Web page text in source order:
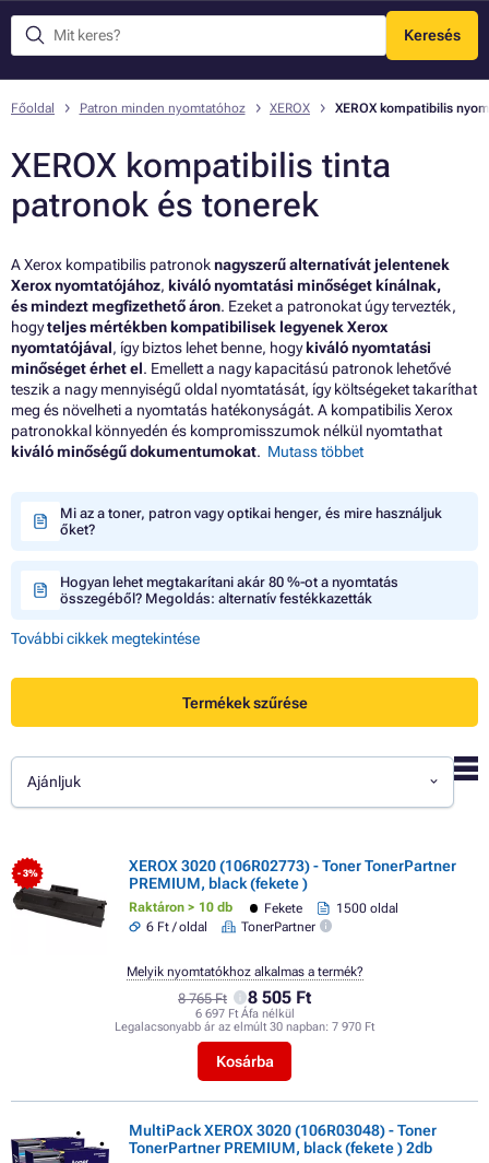
Keresés
Menü
Főoldal Patron minden nyomtatóhoz XEROX XEROX kompatibilis
XEROX kompatibilis tinta
patronok és tonerek
A Xerox kompatibilis patronoknagyszerű alternatívát jelentenek
Xerox nyomtatójához, kiváló nyomtatási minőséget kínálnak,
és mindezt megfizethető áron. Ezeket a patronokat úgy tervezték,
hogyteljes mértékben kompatibilisek legyenek Xerox
nyomtatójával, így biztos lehet benne, hogykiváló nyomtatási
minőséget érhet el. Emellett a nagy kapacitású patronok lehetővé
teszik a nagy mennyiségű oldal nyomtatását, így költségeket takaríthat
meg és növelheti a nyomtatás hatékonyságát. A kompatibilis Xerox
patronokkal könnyedén és kompromisszumok nélkül nyomtathat
kiváló minőségű dokumentumokat. Mutass többet
Mi az a toner, patron vagy optikai henger, és mire használjuk
őket?
Hogyan lehet megtakarítani akár 80 %-ot a nyomtatás
összegéből? Megoldás: alternatív festékkazetták
További cikkek megtekintése
Termékek szűrése
Ajánljuk
- 3%
XEROX 3020 (106R02773) - Toner TonerPartner
PREMIUM, black (fekete )
Raktáron > 10 db Fekete
1500 oldal
6 Ft / oldal
TonerPartner
8 765 Ft 8 505 Ft
6 697 Ft Áfa nélkül
Legalacsonyabb ár az elmúlt 30 napban: 7 970 Ft
Kosárba
Melyik nyomtatókhoz alkalmas a termék?
MultiPack XEROX 3020 (106R03048) - Toner
TonerPartner PREMIUM, black (fekete ) 2db